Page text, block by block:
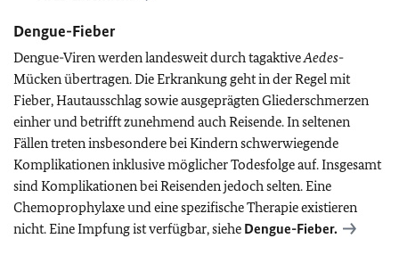
Dengue-Fieber
Dengue-Viren werden landesweit durch tagaktiveAedes-
Mücken übertragen. Die Erkrankung geht in der Regel mit
Fieber, Hautausschlag sowie ausgeprägten Gliederschmerzen
einher und betrifft zunehmend auch Reisende. In seltenen
Fällen treten insbesondere bei Kindern schwerwiegende
Komplikationen inklusive möglicher Todesfolge auf. Insgesamt
sind Komplikationen bei Reisenden jedoch selten. Eine
Chemoprophylaxe und eine spezifische Therapie existieren
nicht. Eine Impfung ist verfügbar, siehe Dengue-Fieber.